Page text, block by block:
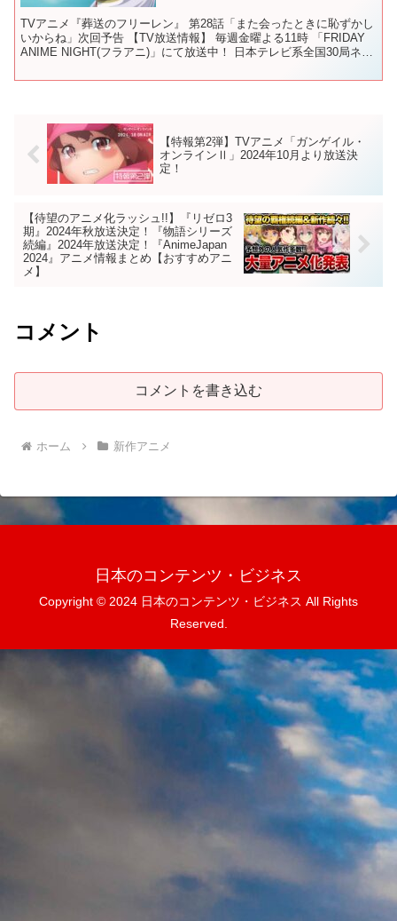
TVアニメ『葬送のフリーレン』 第28話「また会ったときに恥ずかし
いからね」次回予告 【TV放送情報】 毎週金曜よる11時 「FRIDAY
ANIME NIGHT(フラアニ)」にて放送中！ 日本テレビ系全国30局ネッ
【特報第2弾】TVアニメ「ガンゲイル・
オンラインⅡ」2024年10月より放送決
定！
【待望のアニメ化ラッシュ!!】『リゼロ3
期』2024年秋放送決定！『物語シリーズ
続編』2024年放送決定！『AnimeJapan
2024』アニメ情報まとめ【おすすめアニ
メ】
コメント
コメントを書き込む
ホーム 新作アニメ
日本のコンテンツ・ビジネス
Copyright © 2024 日本のコンテンツ・ビジネス All Rights
Reserved.